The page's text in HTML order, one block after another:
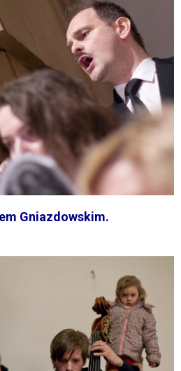
Gniazdowskim.